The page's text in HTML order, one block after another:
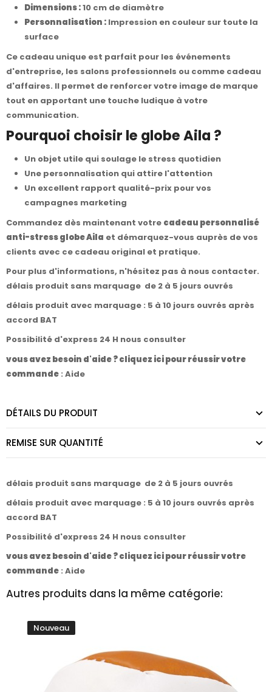
Dimensions :10 cm de diamètre
Personnalisation : Impression en couleur sur toute la
surface
Ce cadeau unique est parfait pour les événements
d'entreprise, les salons professionnels ou comme cadeau
d'affaires. Il permet de renforcer votre image de marque
tout en apportant une touche ludique à votre
communication.
Pourquoi choisir le globe Aila ?
Un objet utile qui soulage le stress quotidien
Une personnalisation qui attire l'attention
Un excellent rapport qualité-prix pour vos
campagnes marketing
Commandez dès maintenant votre cadeau personnalisé
anti-stress globe Aila et démarquez-vous auprès de vos
clients avec ce cadeau original et pratique.
Pour plus d'informations, n'hésitez pas à nous contacter.
délais produit sans marquage de 2 à 5 jours ouvrés
délais produit avec marquage : 5 à 10 jours ouvrés après
accord BAT
Possibilité d'express 24 H nous consulter
vous avez besoin d'aide ? cliquez ici pour réussir votre
commande : Aide
DÉTAILS DU PRODUIT
REMISE SUR QUANTITÉ
délais produit sans marquage de 2 à 5 jours ouvrés
délais produit avec marquage : 5 à 10 jours ouvrés après
accord BAT
Possibilité d'express 24 H nous consulter
vous avez besoin d'aide ? cliquez ici pour réussir votre
commande : Aide
Autres produits dans la même catégorie:
Nouveau